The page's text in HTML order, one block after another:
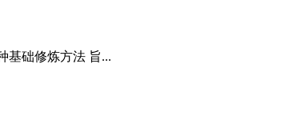
基础修炼方法 旨...